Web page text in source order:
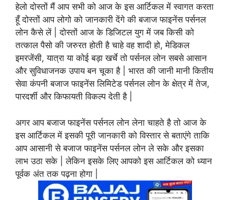
हेलो दोस्तों मैं आप सभी को आज के इस आर्टिकल में स्वागत करता
हूँ दोस्तों आप लोगो को जानकारी देंगे की बजाज फाइनेंस पर्सनल
लोन कैसे लें | दोस्तों आज के डिजिटल युग में जब किसी को
तत्काल पैसो की जरुरत होती है चाहे वह शादी हो, मेडिकल
इमरजेंसी, यात्रा या कोई बड़ा खर्चे तो पर्सनल लोन सबसे आसान
और सुविधाजनक उपाय बन चूका है | भारत की जानी मानी कितीय
सेवा कंपनी बजाज फाइनेंस लिमिटेड पर्सनल लोन के क्षेत्र में तेज,
पारदर्शी और किफायती विकल्प देती है |
अगर आप बजाज फाइनेंस पर्सनल लोन लेना चाहते है तो आज के
इस आर्टिकल में इसकी पूरी जानकारी को विस्तार से बताएंगे ताकि
आप आसानी से बजाज फाइनेंस पर्सनल लोन ले सके और इसका
लाभ उठा सके | लेकिन इसके लिए आपको इस आर्टिकल को ध्यान
पूर्वक अंत तक पढ़ना होगा |